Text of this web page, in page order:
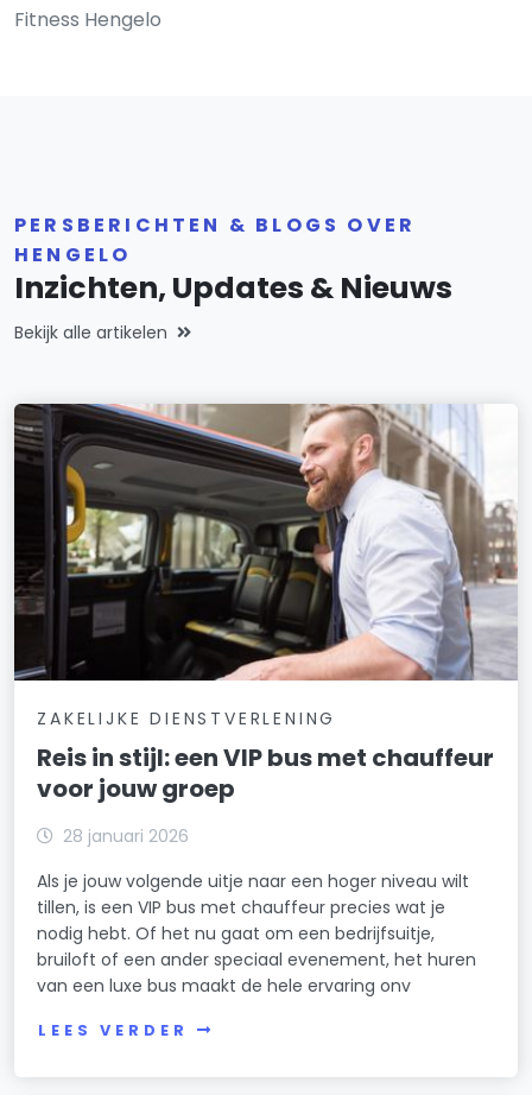
Fitness Hengelo
PERSBERICHTEN & BLOGS OVER
HENGELO
Inzichten, Updates & Nieuws
Bekijk alle artikelen
ZAKELIJKE DIENSTVERLENING
Reis in stijl: een VIP bus met chauffeur
voor jouw groep
28 januari 2026
Als je jouw volgende uitje naar een hoger niveau wilt
tillen, is een VIP bus met chauffeur precies wat je
nodig hebt. Of het nu gaat om een bedrijfsuitje,
bruiloft of een ander speciaal evenement, het huren
van een luxe bus maakt de hele ervaring onv
LEES VERDER